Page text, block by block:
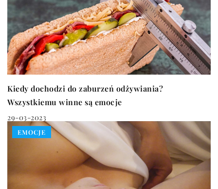
Kiedy dochodzi do zaburzeń odżywiania?
Wszystkiemu winne są emocje
29-03-2023
EMOCJE